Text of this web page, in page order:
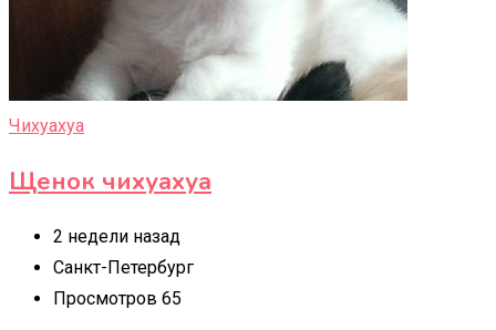
Чихуахуа
Щенок чихуахуа
2 недели назад
Санкт-Петербург
Просмотров 65